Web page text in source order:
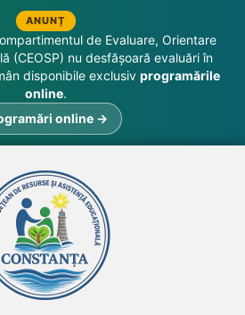
ANUNȚ
de Evaluare, Orientare
(CEOSP) nu desfășoară evaluări în
disponibile exclusiv programările
online.
online →